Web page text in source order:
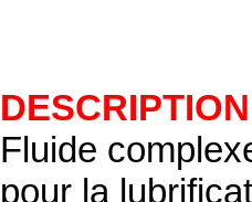
DESCRIPTION
Fluide
pour la